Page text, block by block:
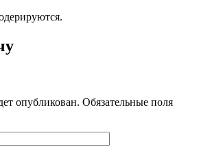
опубликован. Обязательные поля